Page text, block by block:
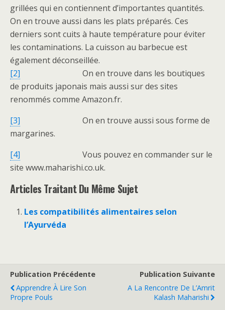
grillées qui en contiennent d’importantes quantités.
On en trouve aussi dans les plats préparés. Ces
derniers sont cuits à haute température pour éviter
les contaminations. La cuisson au barbecue est
également déconseillée.
[2] On en trouve dans les boutiques
de produits japonais mais aussi sur des sites
renommés comme Amazon.fr.
[3] On en trouve aussi sous forme de
margarines.
[4] Vous pouvez en commander sur le
site www.maharishi.co.uk.
Articles Traitant Du Même Sujet
Les compatibilités alimentaires selon
l’Ayurvéda
Publication Précédente
Apprendre À Lire Son
Propre Pouls
Publication Suivante
A La Rencontre De L’Amrit
Kalash Maharishi